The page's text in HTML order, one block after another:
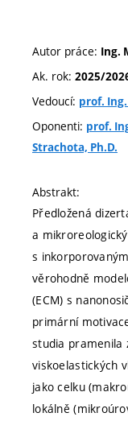
Autor práce: Ing.
Ak. rok: 2025/
Vedoucí: prof.
Oponenti: prof.
Strachota, Ph.D.
Abstrakt:
Předložená
a
s
věrohodně
(ECM) s
primární
studia pramenila
viskoelastických
jako celku
lokálně